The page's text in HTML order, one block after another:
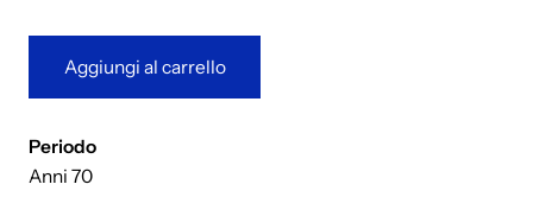
Aggiungi al carrello
Periodo
Anni 70